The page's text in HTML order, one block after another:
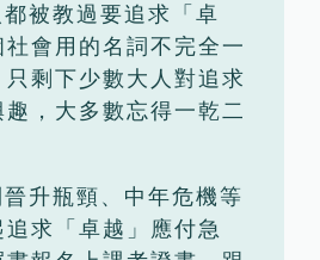
被教過要追求「卓
會用的名詞不完全一
剩下少數大人對追求
趣，大多數忘得一乾二
升瓶頸、中年危機等
求「卓越」應付急